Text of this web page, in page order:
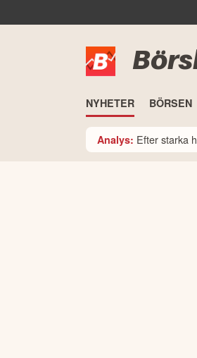
NYHETER BÖRSEN
Analys: Efter starka